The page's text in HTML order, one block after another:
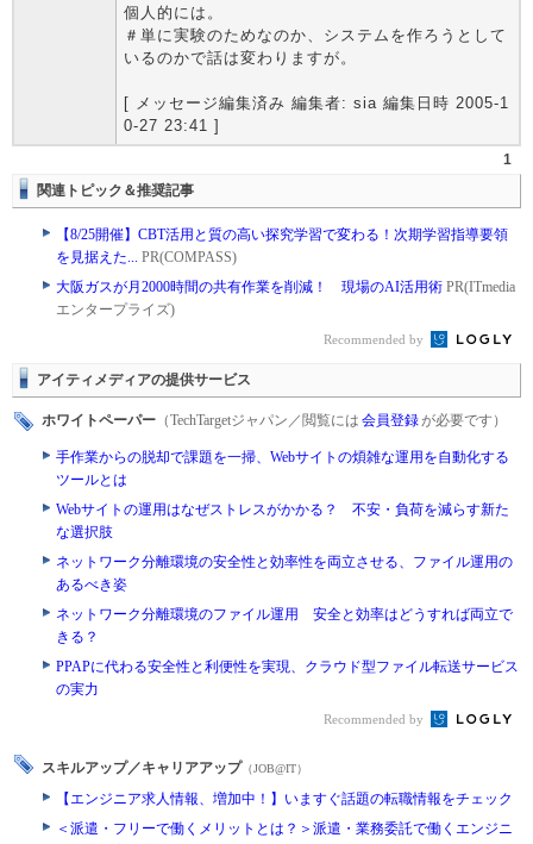
個人的には。
＃単に実験のためなのか、システムを作ろうとして
いるのかで話は変わりますが。
[ メッセージ編集済み 編集者: sia 編集日時 2005-1
0-27 23:41 ]
1
関連トピック＆推奨記事
【8/25開催】CBT活用と質の高い探究学習で変わる！次期学習指導要領
を見据えた... PR(COMPASS)
大阪ガスが月2000時間の共有作業を削減！ 現場のAI活用術 PR(ITmedia
エンタープライズ)
Recommended by
アイティメディアの提供サービス
ホワイトペーパー （TechTargetジャパン／閲覧には 会員登録が必要です）
手作業からの脱却で課題を一掃、Webサイトの煩雑な運用を自動化する
ツールとは
Webサイトの運用はなぜストレスがかかる？ 不安・負荷を減らす新た
な選択肢
ネットワーク分離環境の安全性と効率性を両立させる、ファイル運用の
あるべき姿
ネットワーク分離環境のファイル運用 安全と効率はどうすれば両立で
きる？
PPAPに代わる安全性と利便性を実現、クラウド型ファイル転送サービス
の実力
Recommended by
スキルアップ／キャリアアップ （JOB@IT）
【エンジニア求人情報、増加中！】いますぐ話題の転職情報をチェック
＜派遣・フリーで働くメリットとは？＞派遣・業務委託で働くエンジニ